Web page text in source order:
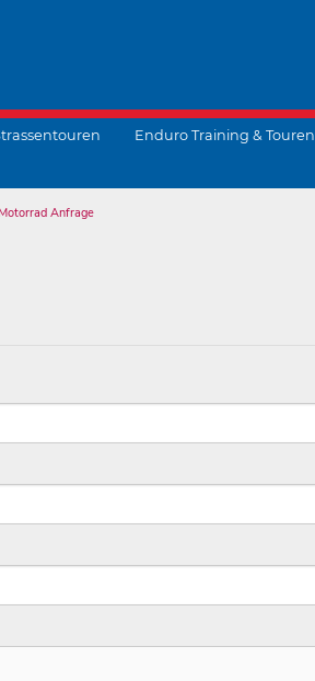
Enduro Training & Touren
Motorrad Anfrage